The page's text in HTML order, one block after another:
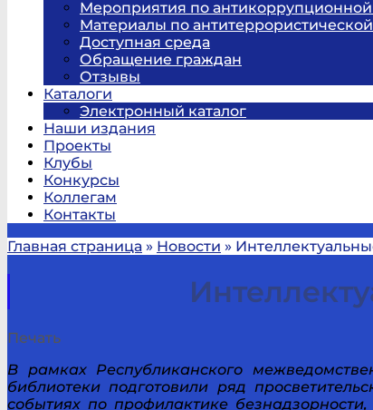
Мероприятия по антикоррупционной
Материалы по
Доступная среда
Обращение граждан
Отзывы
Каталоги
Электронный каталог
Наши издания
Проекты
Клубы
Конкурсы
Коллегам
Контакты
Главная страница » Новости »
Печать
В рамках Республиканского
библиотеки подготовили ряд
событиях по профилактике